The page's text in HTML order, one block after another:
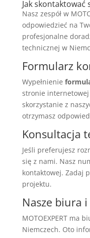
Jak skontaktować
Nasz zespół w
odpowiedzieć na
profesjonalne
technicznej w
Formularz
Wypełnienie
stronie
skorzystanie z
otrzymasz
Konsultacja
Jeśli preferujesz
się z nami. Nasz
kontaktowej. Zadaj
projektu.
Nasze biura
MOTOEXPERT ma
Niemczech. Oto